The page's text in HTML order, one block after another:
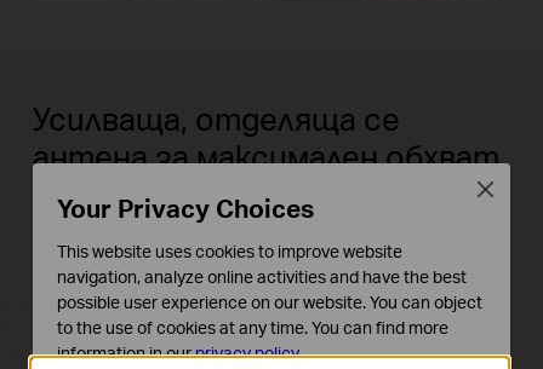
Усилваща, отделяща се
антена за максимален обхват
TL-WN722N разполага с една външна
усилваща антена, за да гарантира по-
силно предаване и приемане на
безжичния сигнал. Това помага да
Your Privacy Choices
This website uses cookies to improve website
navigation, analyze online activities and have the best
possible user experience on our website. You can object
to the use of cookies at any time. You can find more
information in ourprivacy policy.
Close